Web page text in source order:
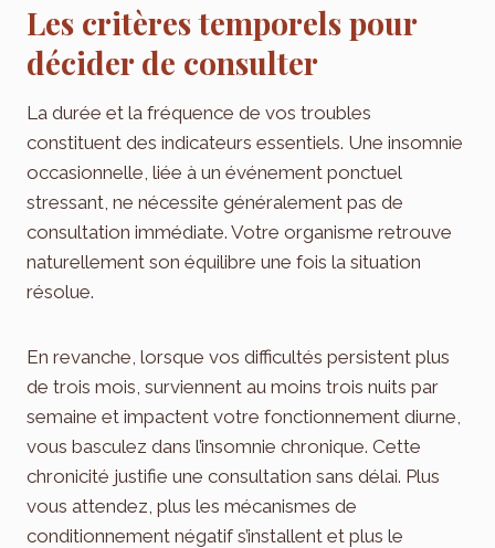
Les critères temporels pour
décider de consulter
La durée et la fréquence de vos troubles
constituent des indicateurs essentiels. Une insomnie
occasionnelle, liée à un événement ponctuel
stressant, ne nécessite généralement pas de
consultation immédiate. Votre organisme retrouve
naturellement son équilibre une fois la situation
résolue.
En revanche, lorsque vos difficultés persistent plus
de trois mois, surviennent au moins trois nuits par
semaine et impactent votre fonctionnement diurne,
vous basculez dans l’insomnie chronique. Cette
chronicité justifie une consultation sans délai. Plus
vous attendez, plus les mécanismes de
conditionnement négatif s’installent et plus le